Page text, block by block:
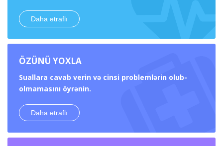
Daha ətraflı
ÖZÜNÜ YOXLA
Suallara cavab verin və cinsi problemlərin olub-
olmamasını öyrənin.
Daha ətraflı